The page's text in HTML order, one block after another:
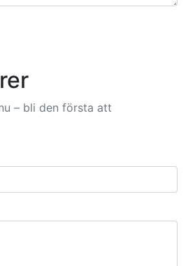
– bli den första att